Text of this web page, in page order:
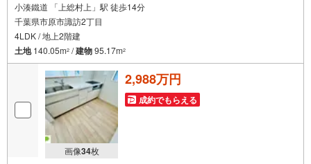
小湊鐵道 「上総村上」駅 徒歩14分
千葉県市原市諏訪2丁目
4LDK / 地上2階建
土地140.05m2 /建物95.17m2
画像34枚
2,988万円
成約でもらえる